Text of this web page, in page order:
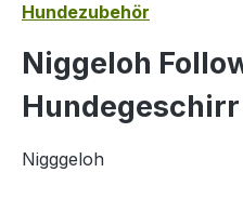
Hundezubehör
Niggeloh
Nigggeloh